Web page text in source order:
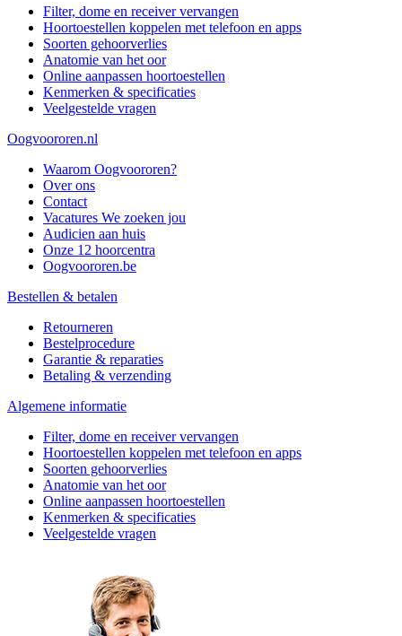
Filter, dome en receiver vervangen
Hoortoestellen koppelen met telefoon en apps
Soorten gehoorverlies
Anatomie van het oor
Online aanpassen hoortoestellen
Kenmerken & specificaties
Veelgestelde vragen
Oogvoororen.nl
Waarom Oogvoororen?
Over ons
Contact
Vacatures We zoeken jou
Audicien aan huis
Onze 12 hoorcentra
Oogvoororen.be
Bestellen & betalen
Retourneren
Bestelprocedure
Garantie & reparaties
Betaling & verzending
Algemene informatie
Filter, dome en receiver vervangen
Hoortoestellen koppelen met telefoon en apps
Soorten gehoorverlies
Anatomie van het oor
Online aanpassen hoortoestellen
Kenmerken & specificaties
Veelgestelde vragen